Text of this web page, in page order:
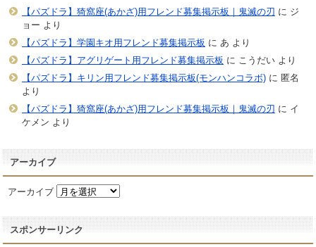
【パズドラ】猗窩座(あかざ)用フレンド募集掲示板｜鬼滅の刃 に ジ
ョー より
【パズドラ】学園キオ用フレンド募集掲示板 に あ より
【パズドラ】アグリゲート用フレンド募集掲示板 に こうだいより
【パズドラ】キリン用フレンド募集掲示板(モンハンコラボ)に 匿名
より
【パズドラ】猗窩座(あかざ)用フレンド募集掲示板｜鬼滅の刃 に イ
ケメン より
アーカイブ
アーカイブ
スポンサーリンク